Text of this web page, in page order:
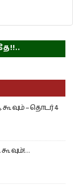
கூ வும் – தொடர் 4
வும்!…